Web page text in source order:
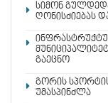
სიმონ
ღონისძიებას
გაეცნო
გორის
უმასპინძლა